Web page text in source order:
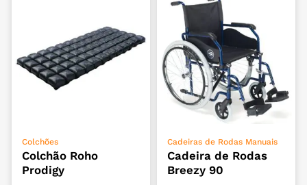
Colchões
Colchão Roho
Prodigy
VER OPÇÕES
Cadeiras de Rodas Manuais
Cadeira de Rodas
Breezy 90